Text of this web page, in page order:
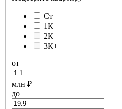
Ст
1К
2К
3К+
от
млн ₽
до